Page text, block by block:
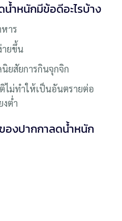
ำหนักมีข้อดีอะไรบ้าง
าร
ายขึ้น
ยสัยการกินจุกจิก
ไม่ทำให้เป็นอันตรายต่อ
งต่ำ
งปากกาลดน้ำหนัก